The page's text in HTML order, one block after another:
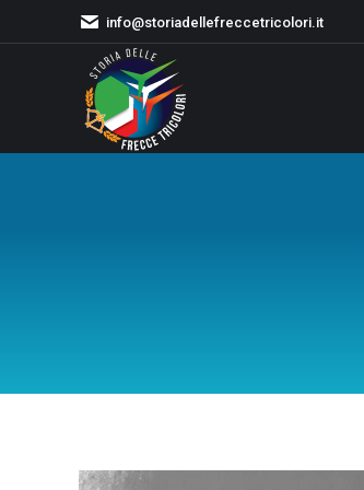
info@storiadellefreccetricolori.it